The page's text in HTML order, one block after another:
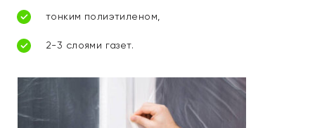
тонким полиэтиленом,
2-3 слоями газет.